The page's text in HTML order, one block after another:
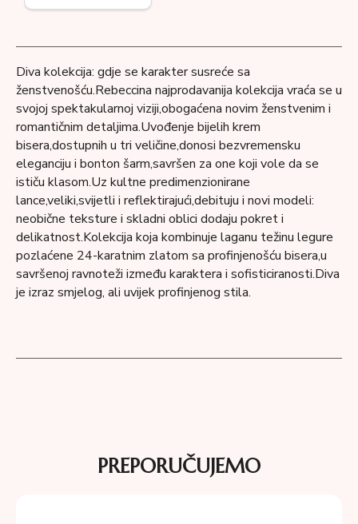
Diva kolekcija: gdje se karakter susreće sa
ženstvenošću.Rebeccina najprodavanija kolekcija vraća se u
svojoj spektakularnoj viziji,obogaćena novim ženstvenim i
romantičnim detaljima.Uvođenje bijelih krem ​​
bisera,dostupnih u tri veličine,donosi bezvremensku
eleganciju i bonton šarm,savršen za one koji vole da se
ističu klasom.Uz kultne predimenzionirane
lance,veliki,svijetli i reflektirajući,debituju i novi modeli:
neobične teksture i skladni oblici dodaju pokret i
delikatnost.Kolekcija koja kombinuje laganu težinu legure
pozlaćene 24-karatnim zlatom sa profinjenošću bisera,u
savršenoj ravnoteži između karaktera i sofisticiranosti.Diva
je izraz smjelog, ali uvijek profinjenog stila.
PREPORUČUJEMO